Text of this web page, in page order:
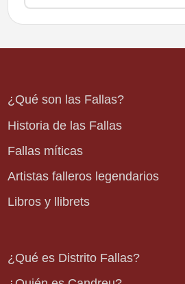
¿Qué son las Fallas?
Historia de las Fallas
Fallas míticas
Artistas falleros legendarios
Libros y llibrets
¿Qué es Distrito Fallas?